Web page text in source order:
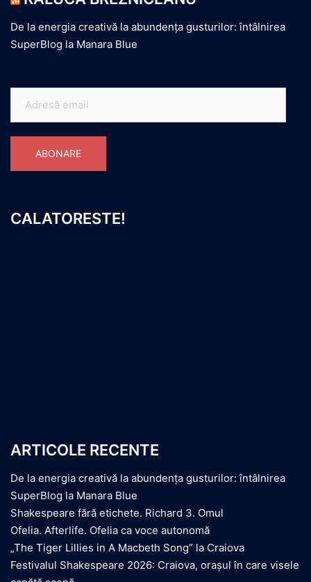
De la energia creativă la abundența gusturilor: întâlnirea
SuperBlog la Manara Blue
email
ABONARE
CALATORESTE!
ARTICOLE RECENTE
De la energia creativă la abundența gusturilor: întâlnirea
SuperBlog la Manara Blue
Shakespeare fără etichete. Richard 3. Omul
Ofelia. Afterlife. Ofelia ca voce autonomă
„The Tiger Lillies in A Macbeth Song” la Craiova
Festivalul Shakespeare 2026: Craiova, orașul în care visele